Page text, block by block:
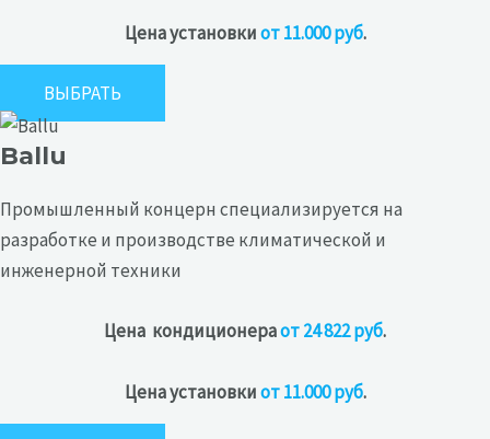
Цена установкиот 11.000 руб.
ВЫБРАТЬ
Ballu
Промышленный концерн специализируется на
разработке и производстве климатической и
инженерной техники
Цена кондиционераот 24 822 руб.
Цена установкиот 11.000 руб.